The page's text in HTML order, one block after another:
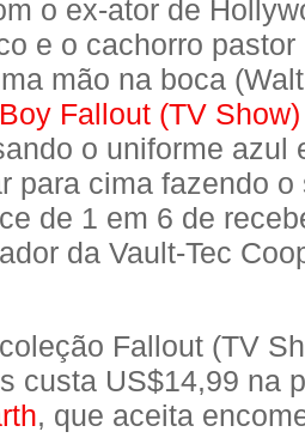
o ex-ator de
e o cachorro pastor
mão na boca
Fallout (TV
o uniforme azul
para cima fazendo o
de 1 em 6 de
da Vault-Tec
Fallout (TV
custa US$14,99 na
, que aceita